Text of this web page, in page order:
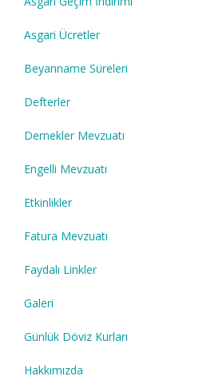
Asgari Ücretler
Beyanname Süreleri
Defterler
Dernekler Mevzuatı
Engelli Mevzuatı
Etkinlikler
Fatura Mevzuatı
Faydalı Linkler
Galeri
Günlük Döviz Kurları
Hakkımızda